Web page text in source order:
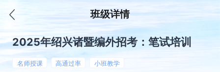
班级详情
2025年绍兴诸暨编外招考：笔试培训
名师授课 高通过率 小班教学